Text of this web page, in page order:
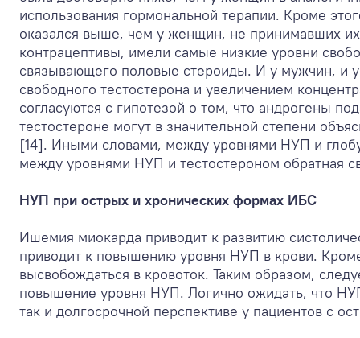
использования гормональной терапии. Кроме
оказался выше, чем у женщин, не принимавших
контрацептивы, имели самые низкие уровни
связывающего половые стероиды. И у мужчин,
свободного тестостерона и увеличением
согласуются с гипотезой о том, что андрогены
тестостероне могут в значительной степени
[14]. Иными словами, между уровнями НУП и
между уровнями НУП и тестостероном обратная
НУП при острых и хронических формах ИБС
Ишемия миокарда приводит к развитию
приводит к повышению уровня НУП в крови.
высвобождаться в кровоток. Таким образом,
повышение уровня НУП. Логично ожидать, что
так и долгосрочной перспективе у пациентов с